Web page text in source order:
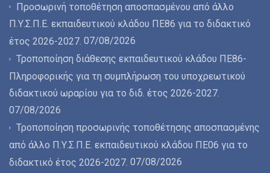
Προσωρινή τοποθέτηση αποσπασμένου από άλλο
Π.Υ.Σ.Π.Ε. εκπαιδευτικού κλάδου ΠΕ86 για το διδακτικό
έτος 2026-2027. 07/08/2026
Τροποποίηση διάθεσης εκπαιδευτικού κλάδου ΠΕ86-
Πληροφορικής για τη συμπλήρωση του υποχρεωτικού
διδακτικού ωραρίου για το διδ. έτος 2026-2027.
07/08/2026
Τροποποίηση προσωρινής τοποθέτησης αποσπασμένης
από άλλο Π.Υ.Σ.Π.Ε. εκπαιδευτικού κλάδου ΠΕ06 για το
διδακτικό έτος 2026-2027. 07/08/2026